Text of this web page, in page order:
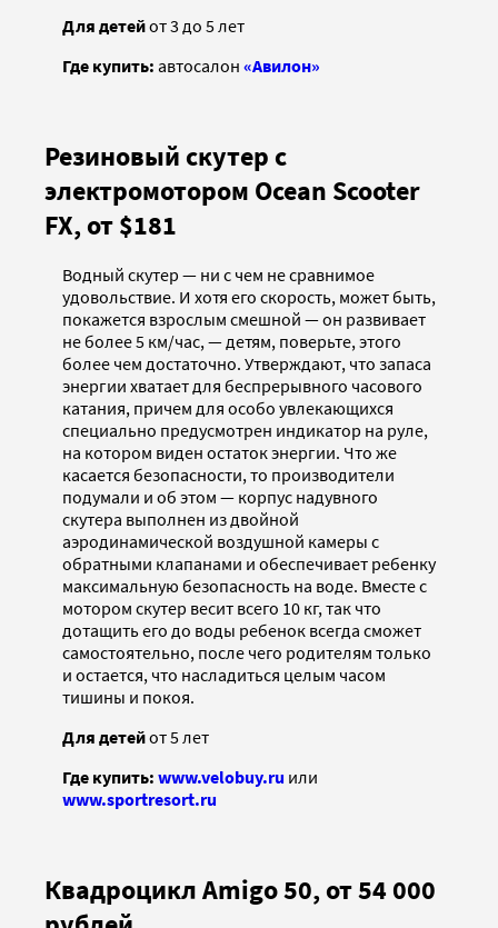
Для детейот 3 до 5 лет
Где купить: автосалон «Авилон»
Резиновый скутер с
электромотором Ocean Scooter
FX, от $181
Водный скутер — ни с чем не сравнимое
удовольствие. И хотя его скорость, может быть,
покажется взрослым смешной — он развивает
не более 5 км/час, — детям, поверьте, этого
более чем достаточно. Утверждают, что запаса
энергии хватает для беспрерывного часового
катания, причем для особо увлекающихся
специально предусмотрен индикатор на руле,
на котором виден остаток энергии. Что же
касается безопасности, то производители
подумали и об этом — корпус надувного
скутера выполнен из двойной
аэродинамической воздушной камеры с
обратными клапанами и обеспечивает ребенку
максимальную безопасность на воде. Вместе с
мотором скутер весит всего 10 кг, так что
дотащить его до воды ребенок всегда сможет
самостоятельно, после чего родителям только
и остается, что насладиться целым часом
тишины и покоя.
Для детейот 5 лет
Где купить: www.velobuy.ru или
www.sportresort.ru
Квадроцикл Amigo 50, от 54 000